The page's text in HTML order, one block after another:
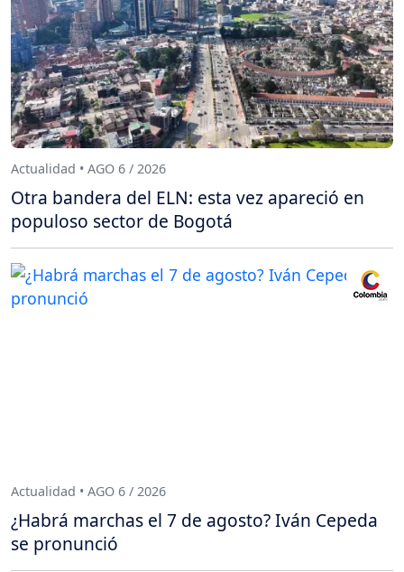
Actualidad • AGO 6 / 2026
Otra bandera del ELN: esta vez apareció en
populoso sector de Bogotá
Actualidad • AGO 6 / 2026
¿Habrá marchas el 7 de agosto? Iván Cepeda
se pronunció